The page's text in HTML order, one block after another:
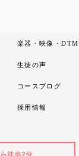
楽器・映像・DTM
生徒の声
コースブログ
採用情報